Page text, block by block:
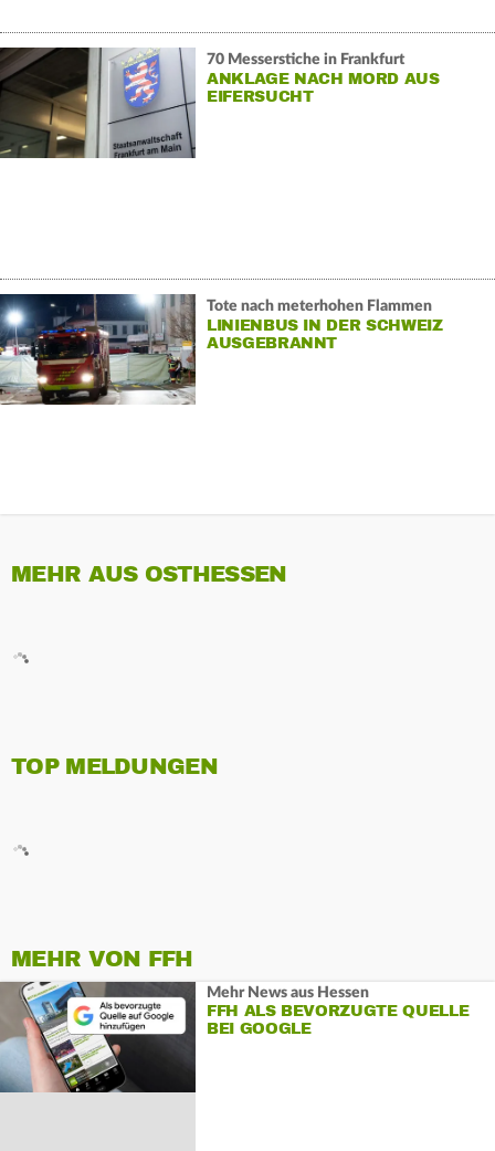
70 Messerstiche in Frankfurt
ANKLAGE NACH MORD AUS
EIFERSUCHT
Tote nach meterhohen Flammen
LINIENBUS IN DER SCHWEIZ
AUSGEBRANNT
MEHR AUS OSTHESSEN
TOP MELDUNGEN
MEHR VON FFH
Mehr News aus Hessen
FFH ALS BEVORZUGTE QUELLE
BEI GOOGLE